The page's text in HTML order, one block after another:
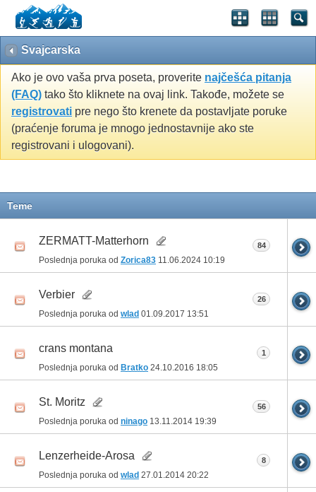
Svajcarska
Ako je ovo vaša prva poseta, proverite najčešća pitanja
(FAQ) tako što kliknete na ovaj link. Takođe, možete se
registrovati pre nego što krenete da postavljate poruke
(praćenje foruma je mnogo jednostavnije ako ste
registrovani i ulogovani).
Teme
ZERMATT-Matterhorn
Poslednja poruka od Zorica83 11.06.2024 10:19
84
Verbier
Poslednja poruka od wlad 01.09.2017 13:51
26
crans montana
Poslednja poruka od Bratko 24.10.2016 18:05
1
St. Moritz
Poslednja poruka od ninago 13.11.2014 19:39
56
Lenzerheide-Arosa
Poslednja poruka od wlad 27.01.2014 20:22
8